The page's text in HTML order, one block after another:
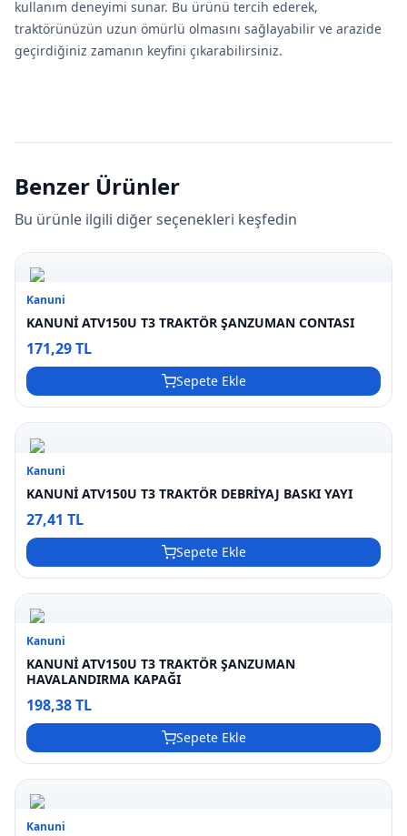
kullanım deneyimi sunar. Bu ürünü tercih ederek,
traktörünüzün uzun ömürlü olmasını sağlayabilir ve arazide
geçirdiğiniz zamanın keyfini çıkarabilirsiniz.
Benzer Ürünler
Bu ürünle ilgili diğer seçenekleri keşfedin
Kanuni
KANUNİ ATV150U T3 TRAKTÖR ŞANZUMAN CONTASI
171,29 TL
Sepete Ekle
Kanuni
KANUNİ ATV150U T3 TRAKTÖR DEBRİYAJ BASKI YAYI
27,41 TL
Sepete Ekle
Kanuni
KANUNİ ATV150U T3 TRAKTÖR ŞANZUMAN
HAVALANDIRMA KAPAĞI
198,38 TL
Sepete Ekle
Kanuni